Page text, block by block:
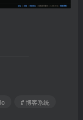
# 博客系统